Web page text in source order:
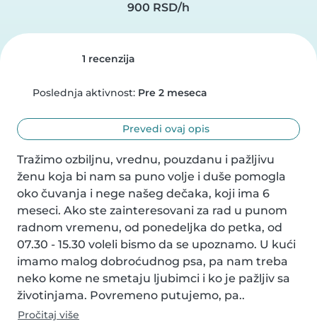
900 RSD/h
1 recenzija
Poslednja aktivnost: Pre 2 meseca
Prevedi ovaj opis
Tražimo ozbiljnu, vrednu, pouzdanu i pažljivu
ženu koja bi nam sa puno volje i duše pomogla
oko čuvanja i nege našeg dečaka, koji ima 6
meseci. Ako ste zainteresovani za rad u punom
radnom vremenu, od ponedeljka do petka, od
07.30 - 15.30 voleli bismo da se upoznamo. U kući
imamo malog dobroćudnog psa, pa nam treba
neko kome ne smetaju ljubimci i ko je pažljiv sa
životinjama. Povremeno putujemo, pa..
Pročitaj više